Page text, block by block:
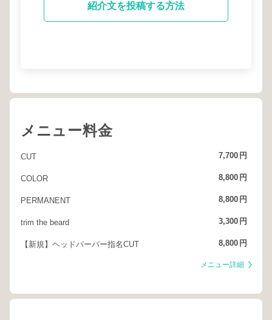
紹介文を投稿する方法
メニュー料金
CUT 7,700 円
COLOR 8,800 円
PERMANENT 8,800 円
trim the beard 3,300 円
【新規】ヘッドバーバー指名CUT 8,800 円
メニュー詳細